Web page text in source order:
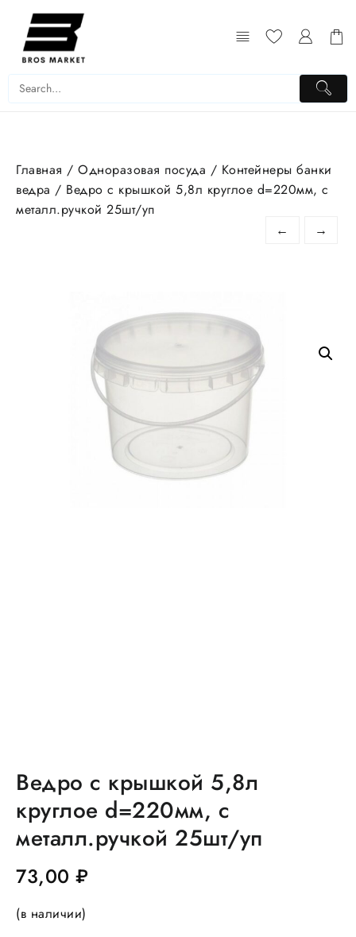
Перейти
содержимому
Главная / Одноразовая посуда / Контейнеры банки
ведра / Ведро с крышкой 5,8л круглое d=220мм, с
металл.ручкой 25шт/уп
←
→
Ведро с крышкой 5,8л
круглое d=220мм, с
металл.ручкой 25шт/уп
73,00 ₽
(в наличии)